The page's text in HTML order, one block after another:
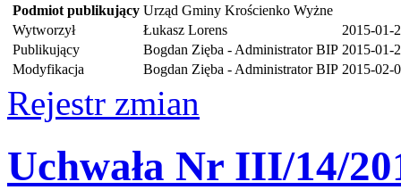
Podmiot publikujący Urząd Gminy Krościenko Wyżne
Wytworzył
Łukasz Lorens
2015-01-
Publikujący
Bogdan Zięba - Administrator BIP 2015-01-
Modyfikacja
Bogdan Zięba - Administrator BIP 2015-02-
Rejestr zmian
Uchwała Nr III/14/